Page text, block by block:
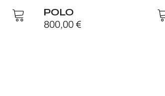
POLO
800,00 €